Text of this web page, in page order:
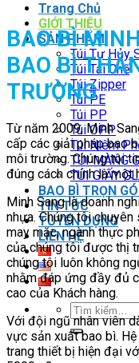
Trang Chủ
GIỚI THIỆU
SẢN PHẨM
Túi Tự Hủy
Túi Tái Chế
Túi Zipper
Túi PE
Túi PP
Túi OPP
Túi Niêm
TÚI MÀNG
TÚI GIẤY
BAO BÌ TRỌN
TIN TỨC
TUYỂN DỤNG
LIÊN HỆ
Tìm
kiếm:
BAO BÌ
BAO BÌ
TRƯỜNG
Từ năm 2009, Minh
cấp các giải pháp bao
môi trường. Chúng tôi
đúng cách chính là một
Minh Sang là doanh
nhựa. Chúng tôi
may mặc, ngành thực
của chúng tôi được thị
chúng tôi luôn không
nhằm đáp ứng đầy đủ
cao của Khách hàng.
Với đội ngũ nhân viên
vực sản xuất bao bì.
trang thiết bị hiện đại